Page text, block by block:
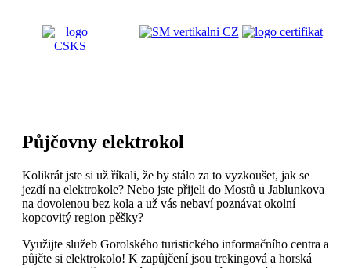
Půjčovny elektrokol
Kolikrát jste si už říkali, že by stálo za to vyzkoušet, jak se
jezdí na elektrokole? Nebo jste přijeli do Mostů u Jablunkova
na dovolenou bez kola a už vás nebaví poznávat okolní
kopcovitý region pěšky?
Využijte služeb Gorolského turistického informačního centra a
půjčte si elektrokolo! K zapůjčení jsou trekingová a horská